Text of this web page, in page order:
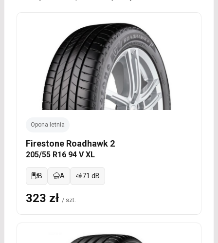
Opona letnia
Firestone Roadhawk 2
205/55 R16 94 V XL
B A 71 dB
323 zł / szt.